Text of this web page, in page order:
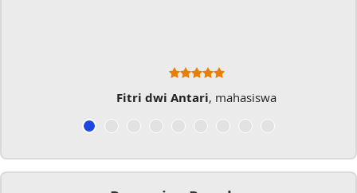
Fitri dwi Antari, mahasiswa